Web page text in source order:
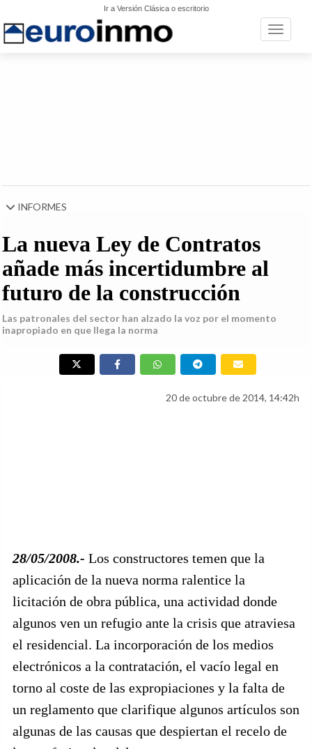
Ir a Versión Clásica o escritorio
Toggle
INFORMES
La nueva Ley de Contratos
añade más incertidumbre al
futuro de la construcción
Las patronales del sector han alzado la voz por el momento
inapropiado en que llega la norma
20 de octubre de 2014, 14:42h
28/05/2008.- Los constructores temen que la
aplicación de la nueva norma ralentice la
licitación de obra pública, una actividad donde
algunos ven un refugio ante la crisis que atraviesa
el residencial. La incorporación de los medios
electrónicos a la contratación, el vacío legal en
torno al coste de las expropiaciones y la falta de
un reglamento que clarifique algunos artículos son
algunas de las causas que despiertan el recelo de